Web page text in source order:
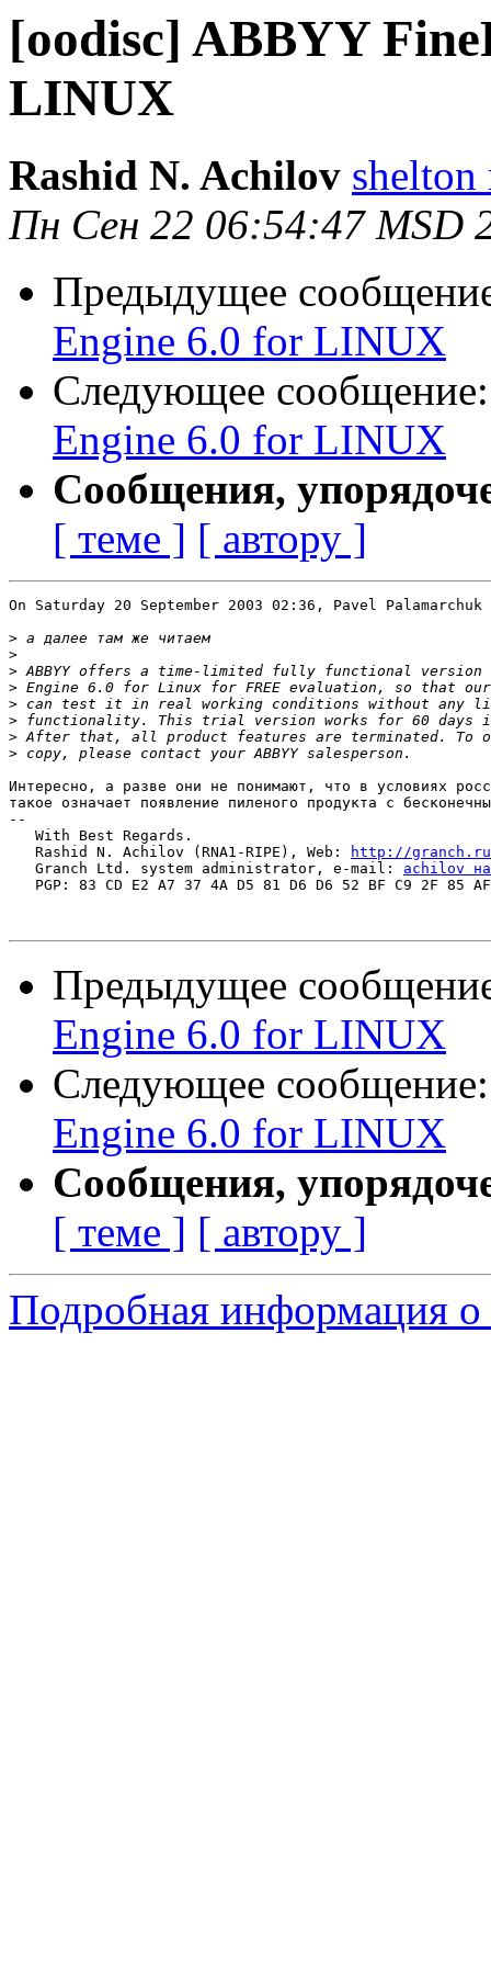
[oodisc] ABBYY
LINUX
Rashid N. Achilov shelton
Пн Сен 22 06:54:47 MSD
Предыдущее
Engine 6.0 for LINUX
Следующее
Engine 6.0 for LINUX
Сообщения,
[ теме ] [ автору ]
On Saturday 20 September 2003 02:36, Pavel
>
>
>
>
>
>
>
>
Интересно, а разве они не понимают, что в условиях
такое означает появление пиленого продукта с
--
   With Best Regards.
   Rashid N. Achilov (RNA1-RIPE), Web:
http://
   Granch Ltd. system administrator, e-mail:
achilov
PGP: 83 CD E2 A7 37 4A D5 81 D6 D6 52 BF C9 2F 85
Предыдущее
Engine 6.0 for LINUX
Следующее
Engine 6.0 for LINUX
Сообщения,
[ теме ] [ автору ]
Подробная информация о